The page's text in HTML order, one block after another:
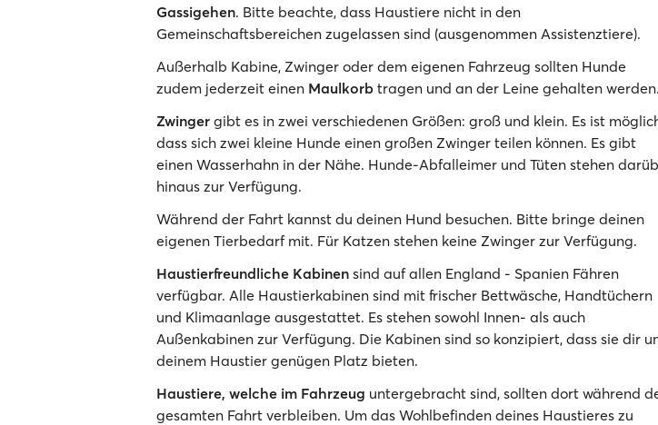
Gassigehen. Bitte beachte, dass Haustiere nicht in den
Gemeinschaftsbereichen zugelassen sind (ausgenommen Assistenztiere).
Außerhalb Kabine, Zwinger oder dem eigenen Fahrzeug sollten Hunde
zudem jederzeit einen Maulkorb tragen und an der Leine gehalten werden.
Zwinger gibt es in zwei verschiedenen Größen: groß und klein. Es ist
dass sich zwei kleine Hunde einen großen Zwinger teilen können. Es gibt
einen Wasserhahn in der Nähe. Hunde-Abfalleimer und Tüten stehen
hinaus zur Verfügung.
Während der Fahrt kannst du deinen Hund besuchen. Bitte bringe deinen
eigenen Tierbedarf mit. Für Katzen stehen keine Zwinger zur Verfügung.
Haustierfreundliche Kabinen sind auf allen England - Spanien Fähren
verfügbar. Alle Haustierkabinen sind mit frischer Bettwäsche, Handtüchern
und Klimaanlage ausgestattet. Es stehen sowohl Innen- als auch
Außenkabinen zur Verfügung. Die Kabinen sind so konzipiert, dass sie dir
deinem Haustier genügen Platz bieten.
Haustiere, welche im Fahrzeug untergebracht sind, sollten dort während
gesamten Fahrt verbleiben. Um das Wohlbefinden deines Haustieres zu